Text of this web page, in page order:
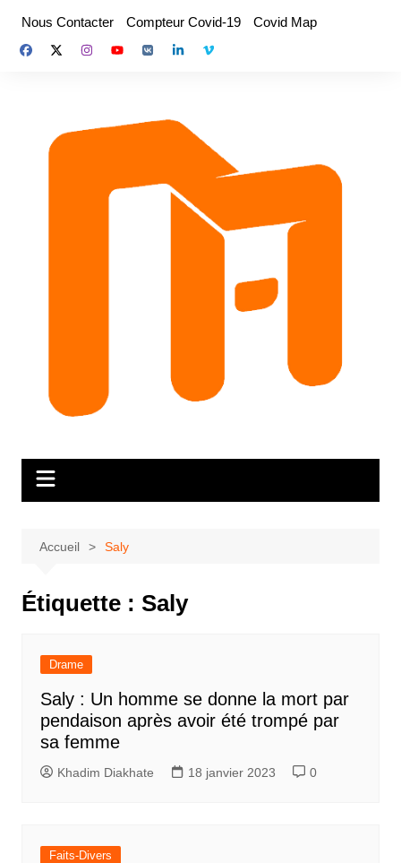
contenu
Nous Contacter Compteur Covid-19 Covid Map
Accueil Saly
Étiquette : Saly
Drame
Saly : Un homme se donne la mort par
pendaison après avoir été trompé par
sa femme
Khadim Diakhate 18 janvier 2023 0
Faits-Divers